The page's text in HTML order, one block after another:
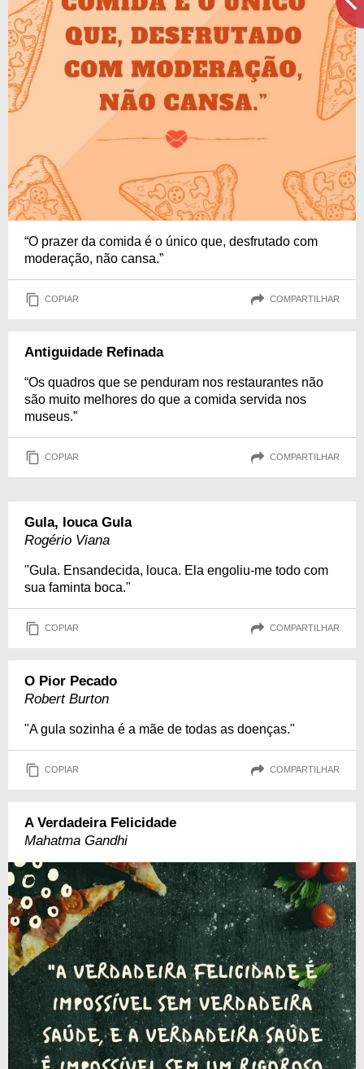
“O prazer da comida é o único que, desfrutado com
moderação, não cansa.”
COPIAR COMPARTILHAR
Antiguidade Refinada
“Os quadros que se penduram nos restaurantes não
são muito melhores do que a comida servida nos
museus.”
COPIAR COMPARTILHAR
Gula, louca Gula
Rogério Viana
"Gula. Ensandecida, louca. Ela engoliu-me todo com
sua faminta boca."
COPIAR COMPARTILHAR
O Pior Pecado
Robert Burton
"A gula sozinha é a mãe de todas as doenças."
COPIAR COMPARTILHAR
A Verdadeira Felicidade
Mahatma Gandhi